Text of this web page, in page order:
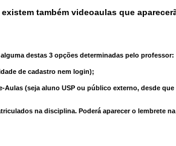
existem também videoaulas que
destas 3 opções determinadas pelo professor:
de cadastro nem login);
Aulas (seja aluno USP ou público externo, desde
na disciplina. Poderá aparecer o lembrete